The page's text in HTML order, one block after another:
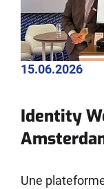
15.06.2026
Identity
Une